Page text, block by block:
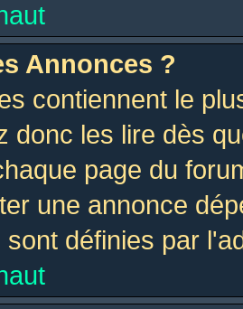
Annonces ?
contiennent le
donc les lire dès
page du
une annonce
définies par